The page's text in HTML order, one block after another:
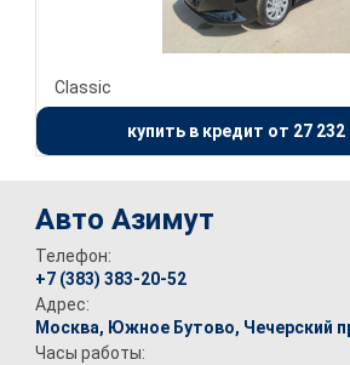
Classic
купить в кредит от 27
Авто Азимут
Телефон:
+7 (383) 383-20-52
Адрес:
Москва, Южное Бутово, Чечерский
Часы работы: